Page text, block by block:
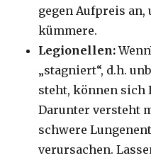
gegen Aufpreis
kümmere.
Legionellen:
„stagniert“, d.h.
steht, können sich
Darunter versteht
schwere
verursachen.